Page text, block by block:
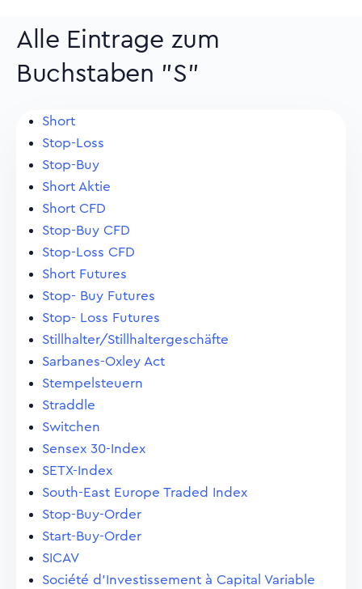
Alle Eintrage zum
Buchstaben "S"
Short
Stop-Loss
Stop-Buy
Short Aktie
Short CFD
Stop-Buy CFD
Stop-Loss CFD
Short Futures
Stop- Buy Futures
Stop- Loss Futures
Stillhalter/Stillhaltergeschäfte
Sarbanes-Oxley Act
Stempelsteuern
Straddle
Switchen
Sensex 30-Index
SETX-Index
South-East Europe Traded Index
Stop-Buy-Order
Start-Buy-Order
SICAV
Société d'Investissement à Capital Variable